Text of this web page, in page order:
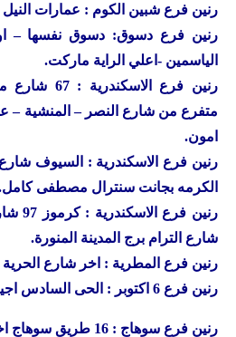
رنين فرع شبين الكوم : عمارات
رنين فرع دسوق: دسوق نفسها –
الياسمين -اعلي الراية ماركت.
رنين
فرع
متفرع من شارع النصر – المنشية –
امون.
رنين فرع الاسكندرية : السيوف
الكرمه بجانت سنترال مصطفى
رنين
فرع
شارع الترام برج المدينة المنورة.
رنين فرع المطرية : اخر شارع
رنين فرع 6 اكتوبر : الحى السادس اجياد مول
رنين فرع سوهاج : 16 طريق سوهاج اخميم – صينية اخميم